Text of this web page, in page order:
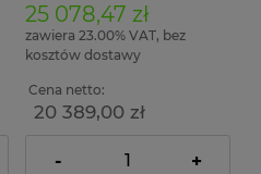
25 078,47 zł
zawiera 23.00% VAT, bez
kosztów dostawy
Cena netto:
20 389,00 zł
- +